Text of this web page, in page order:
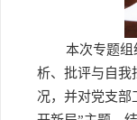
本次专题
析、批评与自我
况，并对党支部